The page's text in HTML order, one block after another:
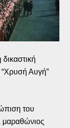
“Χρυσή Αυγή”
του
μαραθώνιος